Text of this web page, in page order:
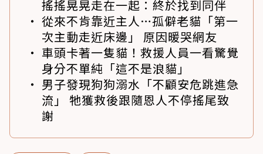
搖搖晃晃走在一起：終於找到同伴
從來不肯靠近主人…孤僻老貓「第一
次主動走近床邊」 原因暖哭網友
車頭卡著一隻貓！救援人員一看驚覺
身分不單純「這不是浪貓」
男子發現狗狗溺水「不顧安危跳進急
流」 牠獲救後跟隨恩人不停搖尾致
謝